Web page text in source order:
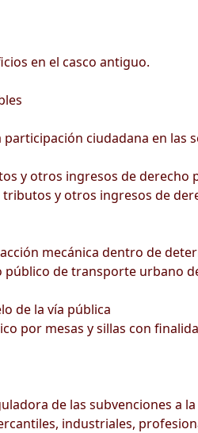
en el casco antiguo.
ciudadana en las
y otros ingresos de derecho
y otros ingresos de
mecánica dentro de
público de transporte urbano
de la vía pública
por mesas y sillas con
de las subvenciones a
industriales,